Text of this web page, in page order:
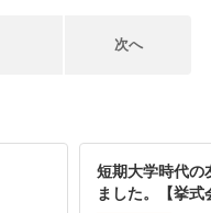
次へ
短期大学時代の
ました。【挙式